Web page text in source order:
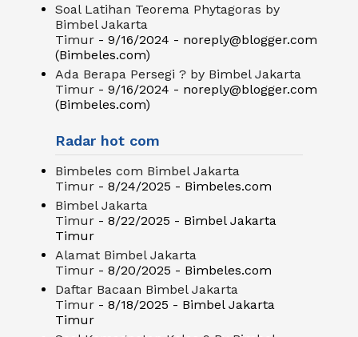
Soal Latihan Teorema Phytagoras by
Bimbel Jakarta
Timur - 9/16/2024 - noreply@blogger.com
(Bimbeles.com)
Ada Berapa Persegi ? by Bimbel Jakarta
Timur - 9/16/2024 - noreply@blogger.com
(Bimbeles.com)
Radar hot com
Bimbeles com Bimbel Jakarta
Timur - 8/24/2025 - Bimbeles.com
Bimbel Jakarta
Timur - 8/22/2025 - Bimbel Jakarta
Timur
Alamat Bimbel Jakarta
Timur - 8/20/2025 - Bimbeles.com
Daftar Bacaan Bimbel Jakarta
Timur - 8/18/2025 - Bimbel Jakarta
Timur